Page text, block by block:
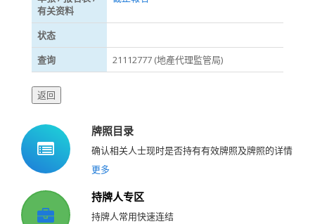
有关资料
状态
查询
21112777 (地產代理監管局)
牌照目录
确认相关人士现时是否持有有效牌照及牌照的详情
更多
持牌人专区
持牌人常用快速连结